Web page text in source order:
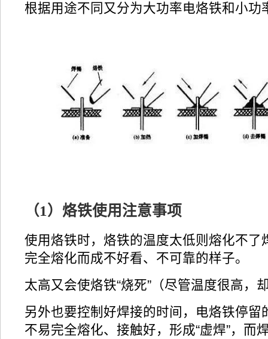
根据用途不同又分为大功率电烙铁和小功
（1）烙铁使用注意事项
使用烙铁时，烙铁的温度太低则熔化不了
完全熔化而成不好看、不可靠的样子。
太高又会使烙铁“烧死”（尽管温度很高，
另外也要控制好焊接的时间，电烙铁停留
不易完全熔化、接触好，形成“虚焊”，而